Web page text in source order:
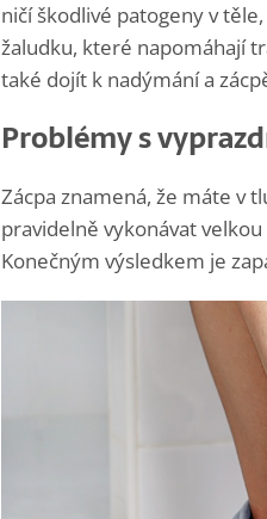
ničí škodlivé patogeny v těle,
žaludku, které napomáhají
také dojít k nadýmání a
Problémy s
Zácpa znamená, že máte v
pravidelně vykonávat
Konečným výsledkem je